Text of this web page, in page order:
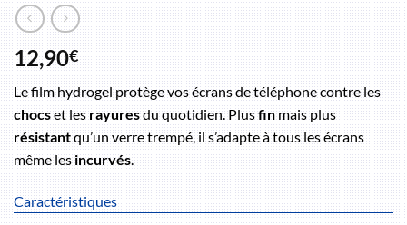
12,90€
Le film hydrogel protège vos écrans de téléphone contre les
chocset lesrayuresdu quotidien. Plusfinmais plus
résistantqu’un verre trempé, il s’adapte à tous les écrans
même lesincurvés.
Caractéristiques